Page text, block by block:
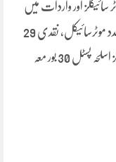
موٹر سائیکلز اور واردات میں
استعمال ہونے والا ناجائز اسلحہ برآمد ملزمان سے 02عدد موٹرسائیکل، نقدی 29
ہزار روپے اور وارداتوں میں استعمال ہونے والا ناجائز اسلحہ پسٹل 30 بور معہ